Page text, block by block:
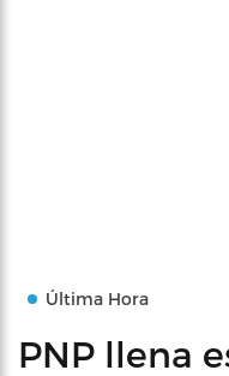
Última Hora
PNP llena